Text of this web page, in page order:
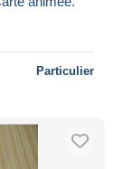
Particulier